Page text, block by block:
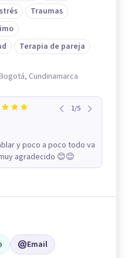
Traumas
Terapia de pareja
Cundinamarca
1/5
y poco a poco todo va
agradecido 😊😊
Email